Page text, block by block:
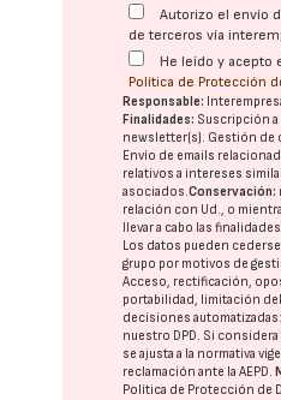
Autorizo el envío
de terceros vía
He leído y acepto
Política de Protección
Responsable:
Finalidades: Suscripción a
newsletter(s). Gestión de
Envío de emails
relativos a intereses
asociados.Conservación:
relación con Ud., o
llevar a cabo las
Los datos pueden
grupo por motivos de
Acceso, rectificación,
portabilidad, limitación
decisiones automatizadas:
nuestro DPD. Si
se ajusta a la normativa
reclamación ante laAEPD.
Política de Protección de